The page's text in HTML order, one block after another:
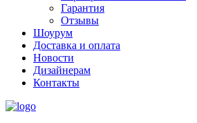
Гарантия
Отзывы
Шоурум
Доставка и оплата
Новости
Дизайнерам
Контакты